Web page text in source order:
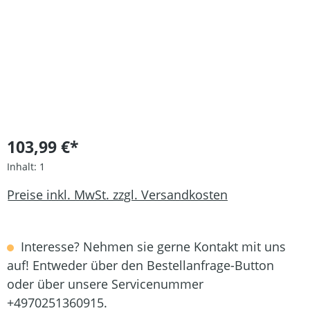
103,99 €*
Inhalt: 1
Preise inkl. MwSt. zzgl. Versandkosten
Interesse? Nehmen sie gerne Kontakt mit uns
auf! Entweder über den Bestellanfrage-Button
oder über unsere Servicenummer
+4970251360915.